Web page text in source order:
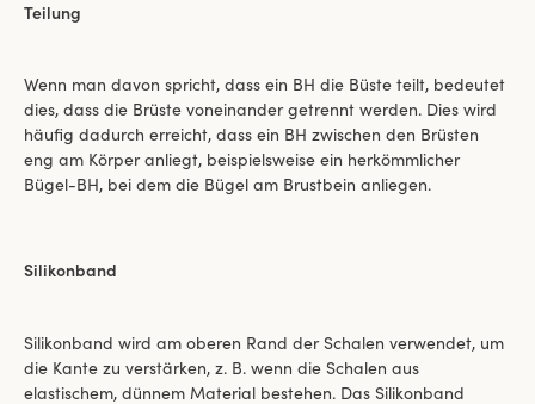
Teilung
Wenn man davon spricht, dass ein BH die Büste teilt, bedeutet
dies, dass die Brüste voneinander getrennt werden. Dies wird
häufig dadurch erreicht, dass ein BH zwischen den Brüsten
eng am Körper anliegt, beispielsweise ein herkömmlicher
Bügel-BH, bei dem die Bügel am Brustbein anliegen.
Silikonband
Silikonband wird am oberen Rand der Schalen verwendet, um
die Kante zu verstärken, z. B. wenn die Schalen aus
elastischem, dünnem Material bestehen. Das Silikonband